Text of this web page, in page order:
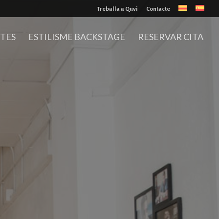
Treballa a Quvi Contacte
ESTILISME BACKSTAGE RESERVAR CITA